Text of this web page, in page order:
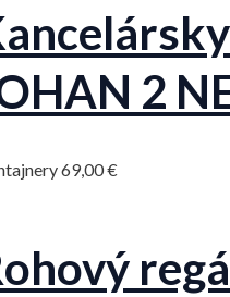
2
69,00€